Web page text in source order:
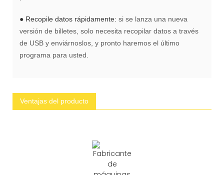
● Recopile datos rápidamente: si se lanza una nueva
versión de billetes, solo necesita recopilar datos a través
de USB y enviárnoslos, y pronto haremos el último
programa para usted.
Ventajas del producto